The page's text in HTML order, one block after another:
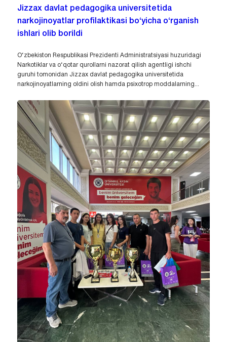
Jizzax davlat pedagogika universitetida
narkojinoyatlar profilaktikasi bo‘yicha o‘rganish
ishlari olib borildi
O‘zbekiston Respublikasi Prezidenti Administratsiyasi huzuridagi
Narkotiklar va o‘qotar qurollarni nazorat qilish agentligi ishchi
guruhi tomonidan Jizzax davlat pedagogika universitetida
narkojinoyatlarning oldini olish hamda psixotrop moddalarning...